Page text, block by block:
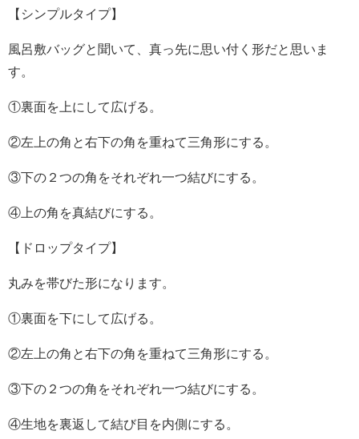
【シンプルタイプ】
風呂敷バッグと聞いて、真っ先に思い付く形だと思いま
す。
①裏面を上にして広げる。
②左上の角と右下の角を重ねて三角形にする。
③下の２つの角をそれぞれ一つ結びにする。
④上の角を真結びにする。
【ドロップタイプ】
丸みを帯びた形になります。
①裏面を下にして広げる。
②左上の角と右下の角を重ねて三角形にする。
③下の２つの角をそれぞれ一つ結びにする。
④生地を裏返して結び目を内側にする。